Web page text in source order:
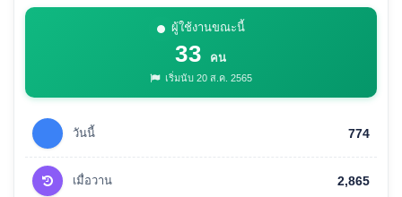
ผู้ใช้งานขณะนี้
33 คน
เริ่มนับ 20 ส.ค. 2565
วันนี้ 774
เมื่อวาน 2,865